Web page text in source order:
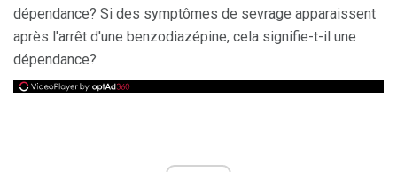
dépendance? Si des symptômes de sevrage apparaissent
après l'arrêt d'une benzodiazépine, cela signifie-t-il une
dépendance?